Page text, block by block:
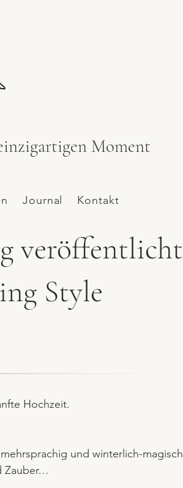
Moment
Journal Kontakt
veröffentlicht
Style
Hochzeit.
mehrsprachig und winterlich-magisch
Zauber…